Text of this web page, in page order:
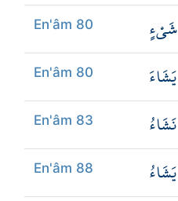
En'âm 80 شَيْءٍ
En'âm 80 يَشَاءَ
En'âm 83 نَشَاءُ
En'âm 88 يَشَاءُ